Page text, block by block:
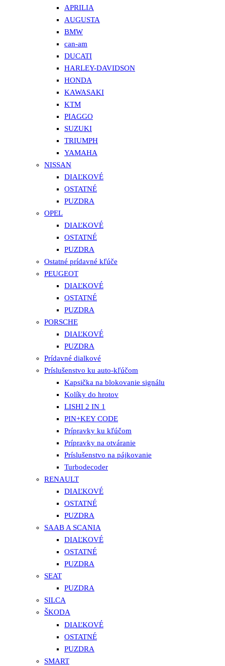
APRILIA
AUGUSTA
BMW
can-am
DUCATI
HARLEY-DAVIDSON
HONDA
KAWASAKI
KTM
PIAGGO
SUZUKI
TRIUMPH
YAMAHA
NISSAN
DIAĽKOVÉ
OSTATNÉ
PUZDRA
OPEL
DIAĽKOVÉ
OSTATNÉ
PUZDRA
Ostatné prídavné kľúče
PEUGEOT
DIAĽKOVÉ
OSTATNÉ
PUZDRA
PORSCHE
DIAĽKOVÉ
PUZDRA
Prídavné dialkové
Príslušenstvo ku auto-kľúčom
Kapsička na blokovanie signálu
Kolíky do hrotov
LISHI 2 IN 1
PIN+KEY CODE
Prípravky ku kľúčom
Prípravky na otváranie
Príslušenstvo na pájkovanie
Turbodecoder
RENAULT
DIAĽKOVÉ
OSTATNÉ
PUZDRA
SAAB A SCANIA
DIAĽKOVÉ
OSTATNÉ
PUZDRA
SEAT
PUZDRA
SILCA
ŠKODA
DIAĽKOVÉ
OSTATNÉ
PUZDRA
SMART